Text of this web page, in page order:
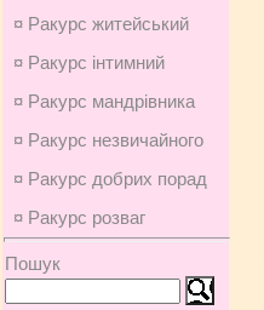
¤ Ракурс житейський
¤ Ракурс інтимний
¤ Ракурс мандрівника
¤ Ракурс незвичайного
¤ Ракурс добрих порад
¤ Ракурс розваг
Пошук